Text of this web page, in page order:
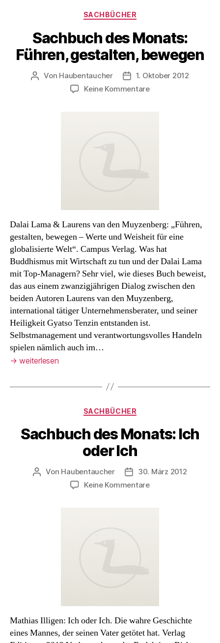
Kategorien
SACHBÜCHER
Sachbuch des Monats:
Führen, gestalten, bewegen
Beitragsautor
Von Haubentaucher Veröffentlichungsdatum
1. Oktober 2012
Keine Kommentarezu
Dalai Lama & Laurens van den Muyzenberg: „Führen,
gestalten, bewegen – Werte und Weisheit für eine
globalisierte Welt“. Campus Verlag. Was hat
Buddhismus mit Wirtschaft zu tun und der Dalai Lama
mit Top-Managern? Sehr viel, wie dieses Buch beweist,
das aus einem zwanzigjährigen Dialog zwischen den
beiden Autoren Laurens van den Muyzenberg,
international tätiger Unternehmensberater, und seiner
Heiligkeit Gyatso Tenzin entstanden ist.
Selbstmanagement und verantwortungsvolles Handeln
spielen nämlich auch im…
→ weiterlesen
Kategorien
SACHBÜCHER
Sachbuch des Monats: Ich
oder Ich
Beitragsautor
Von Haubentaucher Veröffentlichungsdatum
30. März 2012
Keine Kommentarezu
Mathias Illigen: Ich oder Ich. Die wahre Geschichte
eines Mannes, der seinen Vater getötet hat. Verlag